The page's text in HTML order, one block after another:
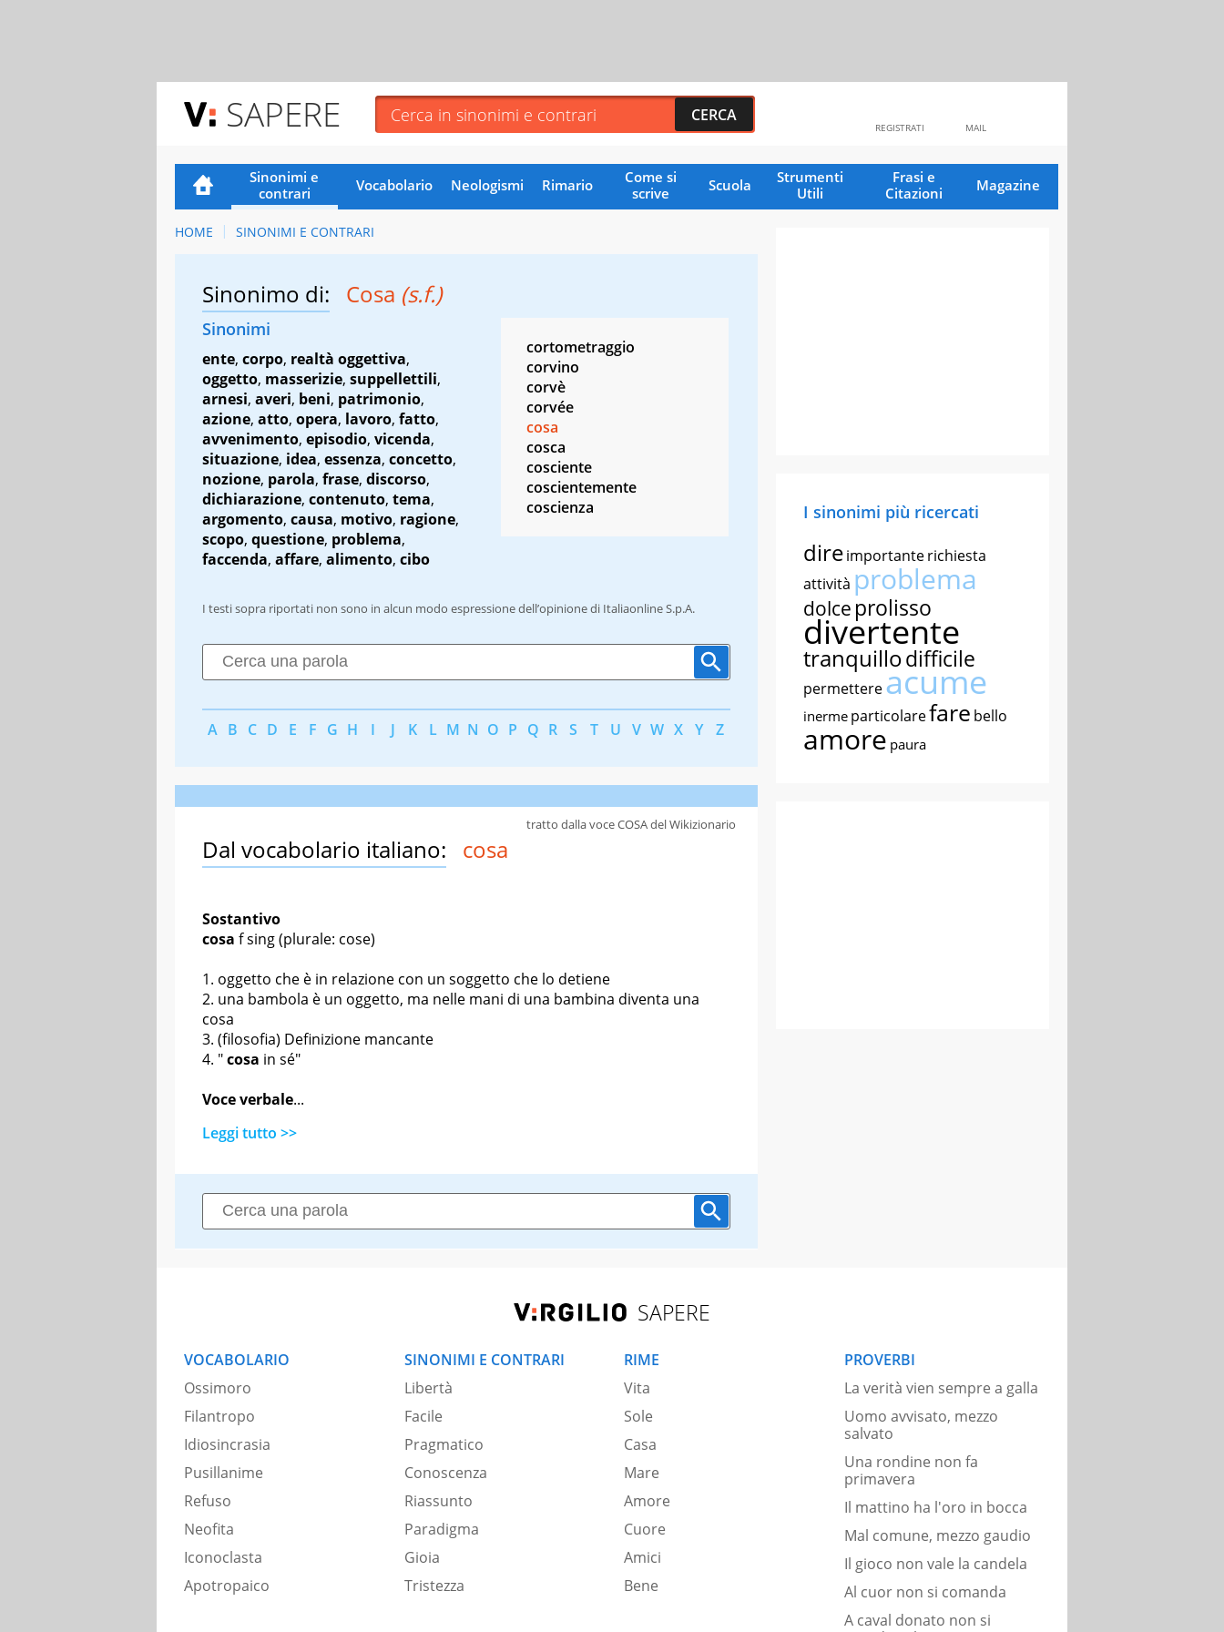
SAPERE MAIL
REGISTRATI
Sinonimi e
contrari
Vocabolario Neologismi Rimario
Come si
scrive
Scuola
Strumenti
Utili
Frasi e
Citazioni
Magazine
HOME SINONIMI E CONTRARI
Sinonimo di: Cosa (s.f.)
Sinonimi
ente, corpo, realtà oggettiva,
oggetto, masserizie, suppellettili,
arnesi, averi, beni, patrimonio,
azione, atto, opera, lavoro, fatto,
avvenimento, episodio, vicenda,
situazione, idea, essenza, concetto,
nozione, parola, frase, discorso,
dichiarazione, contenuto, tema,
argomento, causa, motivo, ragione,
scopo, questione, problema,
faccenda, affare, alimento, cibo
cortometraggio
corvino
corvè
corvée
cosa
cosca
cosciente
coscientemente
coscienza
I testi sopra riportati non sono in alcun modo espressione dell’opinione di Italiaonline S.p.A.
A B C D E F G H I J K L M N O P Q R S T U V W X Y Z
Dal vocabolario italiano: cosa
Sostantivo
cosa f sing(plurale: cose)
oggetto che è in relazione con un soggetto che lo detiene
una bambola è un oggetto, ma nelle mani di una bambina diventa una
cosa
(filosofia) Definizione mancante
"cosa in sé"
Voce verbale...
Leggi tutto >>
tratto dalla voce COSA del Wikizionario
I sinonimi più ricercati
direimportanterichiesta
attività problema
dolce prolisso
divertente
tranquillodifficile
permettereacume
inerme particolarefare bello
amore paura
SAPERE
VOCABOLARIO
Ossimoro
Filantropo
Idiosincrasia
Pusillanime
Refuso
Neofita
Iconoclasta
Apotropaico
SINONIMI E CONTRARI
Libertà
Facile
Pragmatico
Conoscenza
Riassunto
Paradigma
Gioia
Tristezza
RIME
Vita
Sole
Casa
Mare
Amore
Cuore
Amici
Bene
PROVERBI
La verità vien sempre a galla
Uomo avvisato, mezzo
salvato
Una rondine non fa
primavera
Il mattino ha l'oro in bocca
Mal comune, mezzo gaudio
Il gioco non vale la candela
Al cuor non si comanda
A caval donato non si